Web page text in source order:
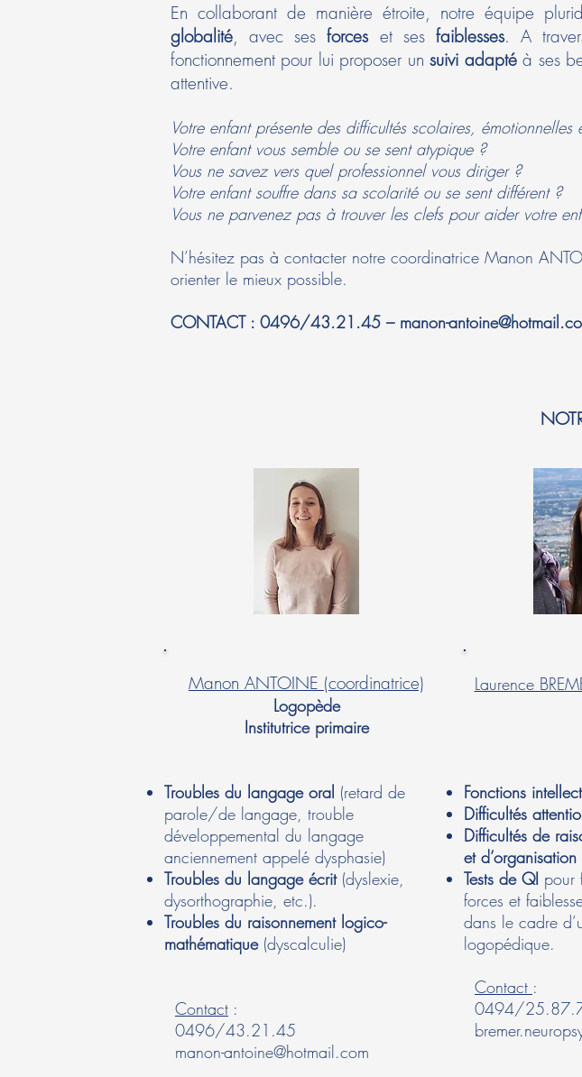
En collaborant de manière étroite, notre équipe
globalité, avec sesforceset ses faiblesses. A
fonctionnement pour lui proposer unsuivi adaptéà ses
attentive.
Votre enfant présente des difficultés scolaires,
Votre enfant vous semble ou se sent atypique ?
Vous ne savez vers quel professionnel vous diriger ?
Votre enfant souffre dans sa scolarité ou se sent différent ?
Vous ne parvenez pas à trouver les clefs pour aider votre
N’hésitez pas à contacter notre coordinatrice Manon
orienter le mieux possible.
CONTACT : 0496/43.21.45 – manon-
Manon ANTOINE (coordinatrice)
Logopède
Institutrice primaire
Troubles du langage oral (retard de
parole/de langage, trouble
développemental du langage
anciennement appelé dysphasie)
Troubles du langage écrit(dyslexie,
dysorthographie, etc.).
Troubles du raisonnement logico-
mathématique(dyscalculie)
Contact :
0496/43.21.45
manon-antoine@hotmail.com
Laurence
Fonctions
Difficultés
Difficultés de
et d’organisation
Tests de QI pour
forces et
dans le cadre
logopédique.
Contact :
0494/